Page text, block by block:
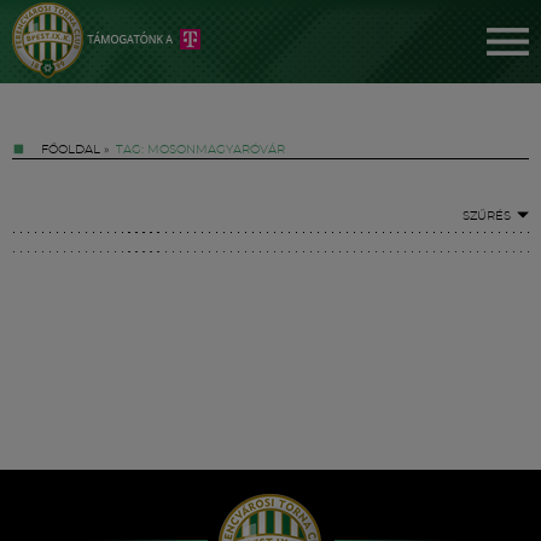
FŐOLDAL » TAG: MOSONMAGYARÓVÁR
SZŰRÉS
Hírek